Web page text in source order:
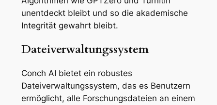
unentdeckt bleibt und so die akademische
Integrität gewahrt bleibt.
Dateiverwaltungssystem
Conch AI bietet ein robustes
Dateiverwaltungssystem, das es Benutzern
ermöglicht, alle Forschungsdateien an einem